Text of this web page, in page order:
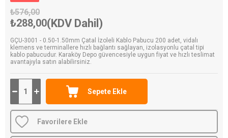
₺576,00
₺288,00(KDV Dahil)
GÇU-3001 - 0.50-1.50mm Çatal İzoleli Kablo Pabucu 200 adet, vidalı
klemens ve terminallere hızlı bağlantı sağlayan, izolasyonlu çatal tipi
kablo pabucudur. Karaköy Depo güvencesiyle uygun fiyat ve hızlı teslimat
avantajıyla satın alabilirsiniz.
Favorilere Ekle